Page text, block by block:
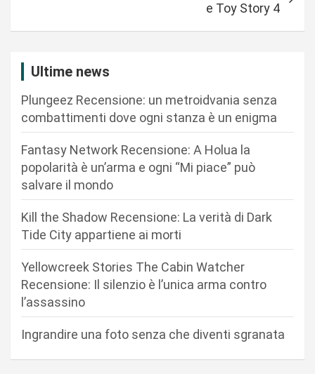
a
e Toy Story 4
Ultime news
Plungeez Recensione: un metroidvania senza
combattimenti dove ogni stanza è un enigma
Fantasy Network Recensione: A Holua la
popolarità è un’arma e ogni “Mi piace” può
salvare il mondo
Kill the Shadow Recensione: La verità di Dark
Tide City appartiene ai morti
Yellowcreek Stories The Cabin Watcher
Recensione: Il silenzio è l’unica arma contro
l’assassino
Ingrandire una foto senza che diventi sgranata